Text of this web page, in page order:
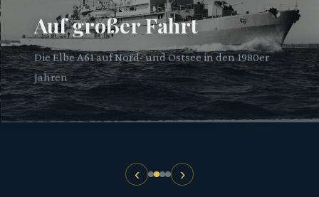
Erinnerungen an meine Dienstzeit beim 7.
Schnellbootgeschwader
Auf großer Fahrt
Die Elbe A61 auf Nord- und Ostsee in den 1980er
Jahren
‹ ›